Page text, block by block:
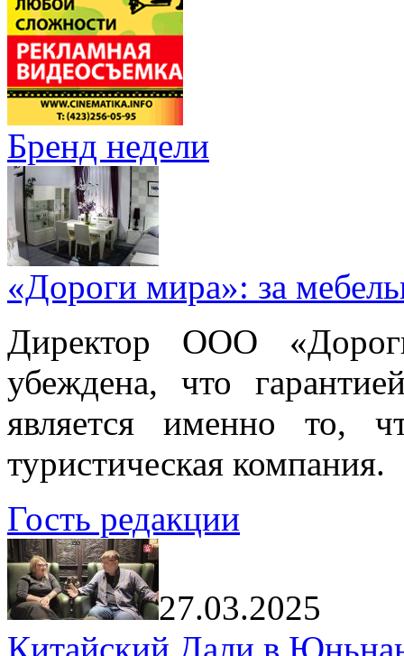
Бренд недели
«Дороги мира»: за
Директор ООО
убеждена, что
является именно то,
туристическая компания.
Гость редакции
27.03.2025